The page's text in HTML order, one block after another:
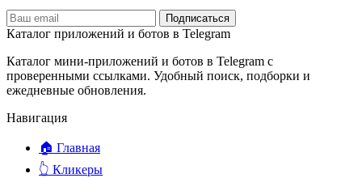
Подписаться
Каталог приложений и ботов в Telegram
Каталог мини-приложений и ботов в Telegram с
проверенными ссылками. Удобный поиск, подборки и
ежедневные обновления.
Навигация
🏠 Главная
👆 Кликеры